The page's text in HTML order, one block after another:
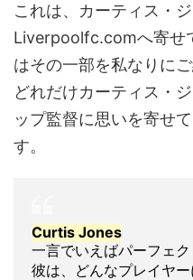
これは、カーティス・
Liverpoolfc.comへ寄せ
はその一部を私なりに
どれだけカーティス・
ップ監督に思いを寄せ
す。
Curtis Jones
一言でいえばパーフェク
彼は、どんなプレイヤ